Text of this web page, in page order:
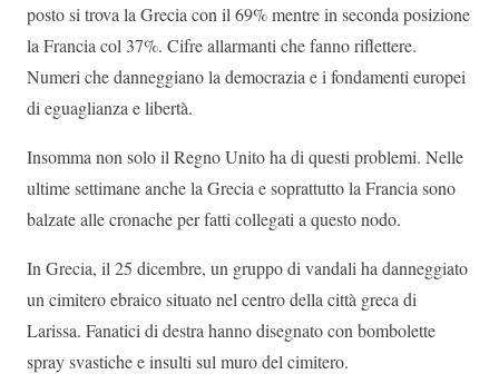
posto si trova la Grecia con il 69% mentre in seconda posizione
la Francia col 37%. Cifre allarmanti che fanno riflettere.
Numeri che danneggiano la democrazia e i fondamenti europei
di eguaglianza e libertà.
Insomma non solo il Regno Unito ha di questi problemi. Nelle
ultime settimane anche la Grecia e soprattutto la Francia sono
balzate alle cronache per fatti collegati a questo nodo.
In Grecia, il 25 dicembre, un gruppo di vandali ha danneggiato
un cimitero ebraico situato nel centro della città greca di
Larissa. Fanatici di destra hanno disegnato con bombolette
spray svastiche e insulti sul muro del cimitero.